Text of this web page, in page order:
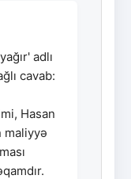
adlı
cavab:
Hasan
maliyyə